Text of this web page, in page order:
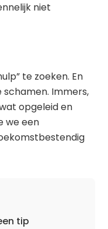
niet
te zoeken. En
Immers,
opgeleid en
we een
tip